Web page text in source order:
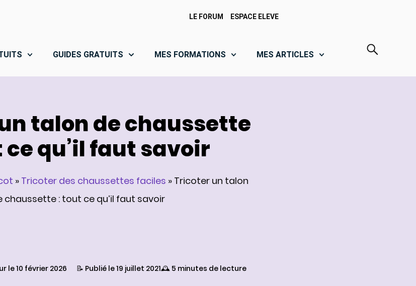
LE FORUM ESPACE ELEVE
GUIDES GRATUITS MES FORMATIONS MES ARTICLES
talon de chaussette
ce qu’il faut savoir
» Tricoter des chaussettes faciles » Tricoter un talon
chaussette : tout ce qu’il faut savoir
le 10 février 2026 📝 Publié le 19 juillet 2021🕰️ 5 minutes de lecture